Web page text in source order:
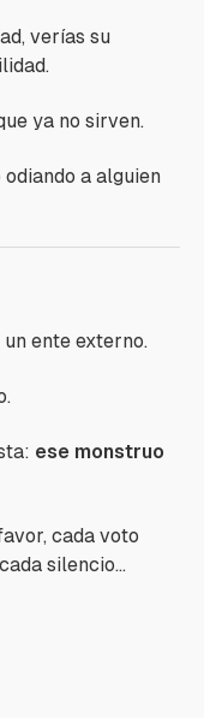
verías su
ya no sirven.
a alguien
ente externo.
ese monstruo
cada voto
silencio…